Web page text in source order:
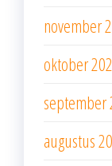
november
oktober
september
augustus